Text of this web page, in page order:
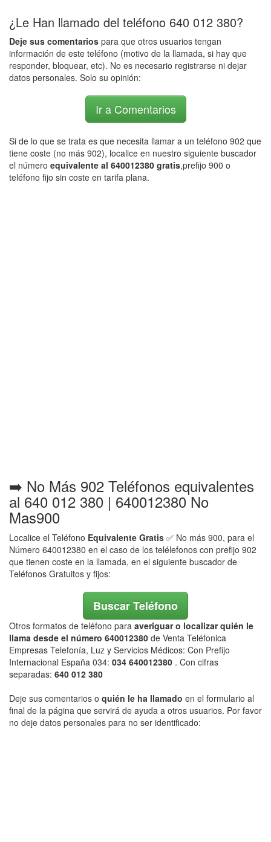
¿Le Han llamado del teléfono 640 012 380?
Deje sus comentarios para que otros usuarios tengan
información de este teléfono (motivo de la llamada, si hay que
responder, bloquear, etc). No es necesario registrarse ni dejar
datos personales. Solo su opinión:
Ir a Comentarios
Si de lo que se trata es que necesita llamar a un teléfono 902 que
tiene coste (no más 902), localice en nuestro siguiente buscador
el número equivalente al 640012380 gratis,prefijo 900 o
teléfono fijo sin coste en tarifa plana.
➡️ No Más 902 Teléfonos equivalentes
al 640 012 380 | 640012380 No
Mas900
Localice el Teléfono Equivalente Gratis ✅ No más 900, para el
Número 640012380 en el caso de los telélefonos con prefijo 902
que tienen coste en la llamada, en el siguiente buscador de
Teléfonos Gratuitos y fijos:
Buscar Teléfono
Otros formatos de teléfono para averiguar o localizar quién le
llama desde el número 640012380 de Venta Teléfonica
Empresas Telefonía, Luz y Servicios Médicos: Con Prefijo
Internacional España 034: 034 640012380 . Con cifras
separadas: 640 012 380
Deje sus comentarios o quién le ha llamado en el formulario al
final de la página que servirá de ayuda a otros usuarios. Por favor
no deje datos personales para no ser identificado: